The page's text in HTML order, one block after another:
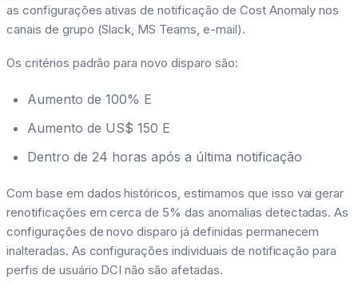
as configurações ativas de notificação de Cost Anomaly nos
canais de grupo (Slack, MS Teams, e-mail).
Os critérios padrão para novo disparo são:
Aumento de 100% E
Aumento de US$ 150 E
Dentro de 24 horas após a última notificação
Com base em dados históricos, estimamos que isso vai gerar
renotificações em cerca de 5% das anomalias detectadas. As
configurações de novo disparo já definidas permanecem
inalteradas. As configurações individuais de notificação para
perfis de usuário DCI não são afetadas.